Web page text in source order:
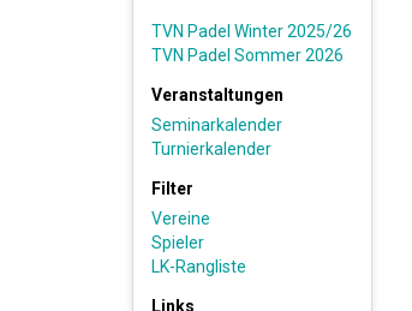
TVN Padel Winter 2025/26
TVN Padel Sommer 2026
Veranstaltungen
Seminarkalender
Turnierkalender
Filter
Vereine
Spieler
LK-Rangliste
Links